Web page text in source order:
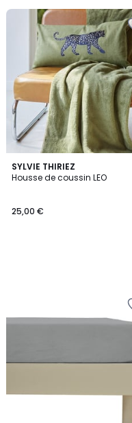
SYLVIE THIRIEZ
Housse de coussin LEO
25,00 €